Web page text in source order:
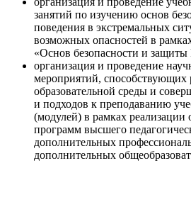
занятий по изучению основ
поведения в экстремальных
возможных опасностей в
«Основ безопасности и
организация и проведение
мероприятий, способствующих
образовательной среды и
и подходов к преподаванию
(модулей) в рамках реализации
программ высшего
дополнительных
дополнительных